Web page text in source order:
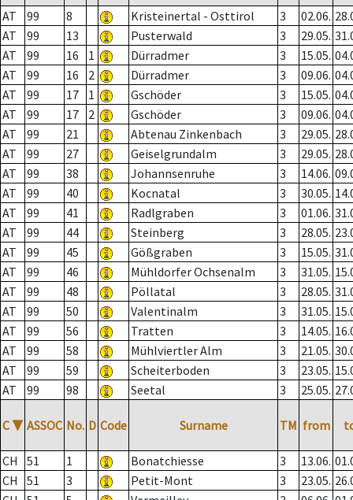
AT 99 8 Kristeinertal - Osttirol 3 02.06.
AT
99 13 Pusterwald 3 29.05.
AT
99 16 1 Dürradmer 3 15.05.
AT
99 16 2 Dürradmer 3 09.06.
AT
99 17 1 Gschöder 3 15.05.
AT
99 17 2 Gschöder 3 09.06.
AT
99 21 Abtenau Zinkenbach 3 29.05.
AT
99 27 Geiselgrundalm 3 29.05.
AT
99 38 Johannsenruhe 3 14.06.
AT
99 40 Kocnatal 3 30.05.
AT
99 41 Radlgraben 3 01.06.
AT
99 44 Steinberg 3 28.05.
AT
99 45 Gößgraben 3 15.05.
AT
99 46 Mühldorfer Ochsenalm 3 31.05.
AT
99 48 Pöllatal 3 28.05.
AT
99 50 Valentinalm 3 31.05.
AT
99 56 Tratten 3 14.05.
AT
99 58 Mühlviertler Alm 3 21.05.
AT
99 59 Scheiterboden 3 23.05.
AT
99 98 Seetal 3 25.05.
C ▼ ASSOC No. D Code Surname TM from
CH 51 1 Bonatchiesse 3 13.06.
CH
51 3 Petit-Mont 3 23.05.